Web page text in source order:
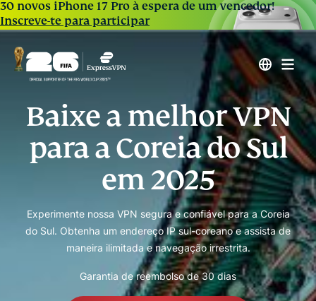
30 novos iPhone 17 Pro à espera de um vencedor!
Inscreve-te para participar
Baixe a melhor VPN
para a Coreia do Sul
em 2025
Experimente nossa VPN segura e confiável para a Coreia
do Sul. Obtenha um endereço IP sul-coreano e assista de
maneira ilimitada e navegação irrestrita.
Garantia de reembolso de 30 dias